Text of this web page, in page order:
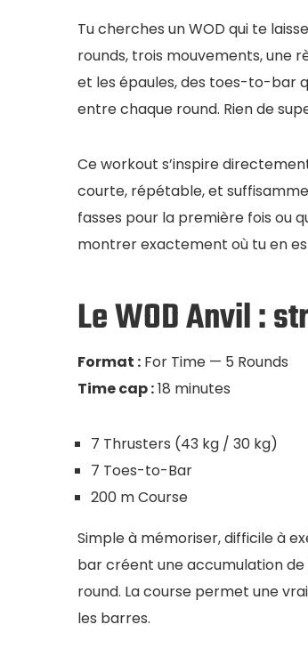
Tu cherches un WOD qui te
rounds, trois mouvements, une
et les épaules, des toes-to-bar
entre chaque round. Rien de
Ce workout s’inspire
courte, répétable, et
fasses pour la première fois ou
montrer exactement où tu en
Le WOD Anvil :
Format : For Time — 5 Rounds
Time cap :18 minutes
7 Thrusters (43 kg / 30 kg)
7 Toes-to-Bar
200 m Course
Simple à mémoriser, difficile à
bar créent une accumulation
round. La course permet une
les barres.